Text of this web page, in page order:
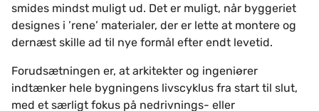
smides mindst muligt ud. Det er muligt, når byggeriet
designes i ’rene’ materialer, der er lette at montere og
dernæst skille ad til nye formål efter endt levetid.
Forudsætningen er, at arkitekter og ingeniører
indtænker hele bygningens livscyklus fra start til slut,
med et særligt fokus på nedrivnings- eller